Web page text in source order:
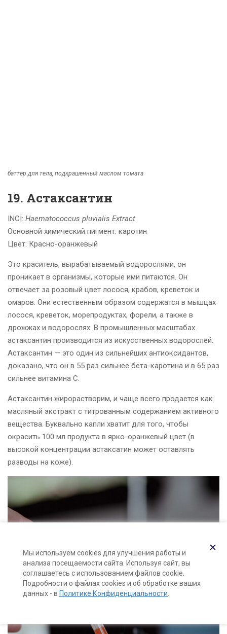
баттер для тела, подкрашенный маслом томата
19. Астаксантин
INCI: Haematococcus pluvialis Extract
Основной химический пигмент: каротин
Цвет: Красно-оранжевый
Это краситель, вырабатываемый водорослями, он
проникает в организмы, которые ими питаются. Он
отвечает за розовый цвет лосося, крабов, креветок и
омаров. Они естественным образом содержатся в мышцах
лосося, креветок, морепродуктах, форели, а также в
дрожжах и водорослях. В промышленных масштабах
астаксантин производится из искусственных водорослей.
Астаксантин — это один из сильнейших антиоксидантов,
доказано, что он в 55 раз сильнее бета-каротина и в 65 раз
сильнее витамина С.
Астаксантин жирорастворим, и чаще всего продается как
масляный экстракт с титрованным содержанием активного
вещества. Буквально капли хватит для того, чтобы
окрасить 100 мл продукта в ярко-оранжевый цвет (в
высокой концентрации астаксатин может оставлять
разводы на коже).
✕
Мы используем cookies для улучшения работы и
анализа посещаемости сайта. Используя сайт, вы
соглашаетесь с использованием файлов cookie.
Подробности о файлах cookies и об обработке ваших
данных - в Политике Конфиденциальности